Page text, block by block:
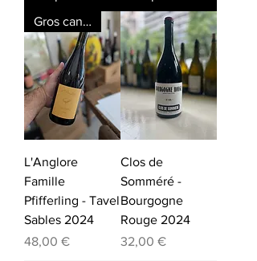
Gros canon
L'Anglore
Famille
Pfifferling - Tavel
Sables 2024
Prix
48,00 €
Clos de
Somméré -
Bourgogne
Rouge 2024
Prix
32,00 €